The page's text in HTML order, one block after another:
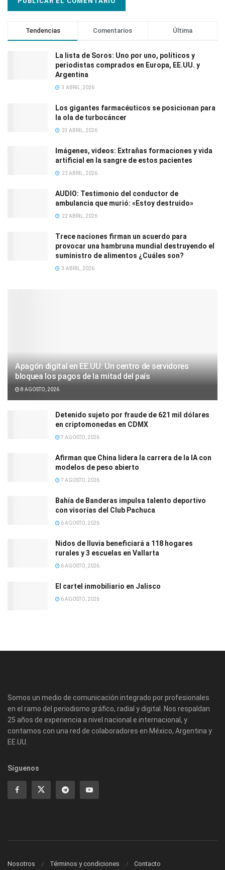
Tendencias Comentarios Última
La lista de Soros: Uno por uno, políticos y
periodistas comprados en Europa, EE.UU. y
Argentina
3 ABRIL, 2026
Los gigantes farmacéuticos se posicionan para
la ola de turbocáncer
23 ABRIL, 2026
Imágenes, videos: Extrañas formaciones y vida
artificial en la sangre de estos pacientes
22 ABRIL, 2026
AUDIO: Testimonio del conductor de
ambulancia que murió: «Estoy destruido»
22 ABRIL, 2026
Trece naciones firman un acuerdo para
provocar una hambruna mundial destruyendo el
suministro de alimentos ¿Cuáles son?
3 ABRIL, 2026
Apagón digital en EE.UU: Un centro de servidores
bloquea los pagos de la mitad del país
8 AGOSTO, 2026
Detenido sujeto por fraude de 621 mil dólares
en criptomonedas en CDMX
7 AGOSTO, 2026
Afirman que China lidera la carrera de la IA con
modelos de peso abierto
7 AGOSTO, 2026
Bahía de Banderas impulsa talento deportivo
con visorías del Club Pachuca
6 AGOSTO, 2026
Nidos de lluvia beneficiará a 118 hogares
rurales y 3 escuelas en Vallarta
6 AGOSTO, 2026
El cartel inmobiliario en Jalisco
6 AGOSTO, 2026
Somos un medio de comunicación integrado por profesionales
en el ramo del periodismo gráfico, radial y digital. Nos respaldan
25 años de experiencia a nivel nacional e internacional, y
contamos con una red de colaboradores en México, Argentina y
EE.UU.
Síguenos
Nosotros Términos y condiciones Contacto